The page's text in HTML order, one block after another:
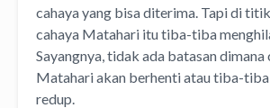
cahaya yang bisa diterima. Tapi di
cahaya Matahari itu tiba-tiba
Sayangnya, tidak ada batasan dimana
Matahari akan berhenti atau tiba-
redup.